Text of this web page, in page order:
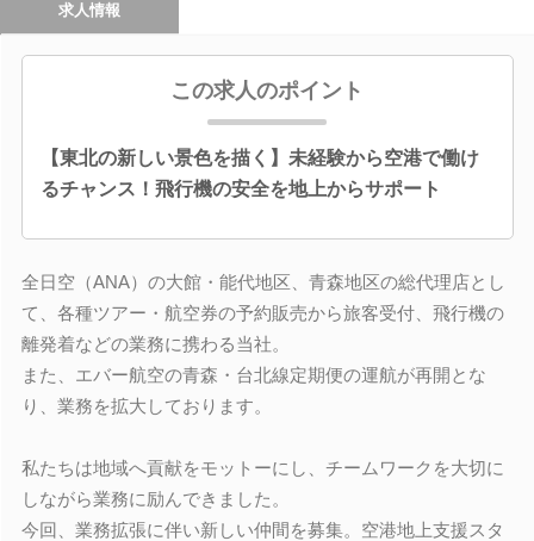
求人情報
この求人のポイント
【東北の新しい景色を描く】未経験から空港で働け
るチャンス！飛行機の安全を地上からサポート
全日空（ANA）の大館・能代地区、青森地区の総代理店とし
て、各種ツアー・航空券の予約販売から旅客受付、飛行機の
離発着などの業務に携わる当社。
また、エバー航空の青森・台北線定期便の運航が再開とな
り、業務を拡大しております。
私たちは地域へ貢献をモットーにし、チームワークを大切に
しながら業務に励んできました。
今回、業務拡張に伴い新しい仲間を募集。空港地上支援スタ